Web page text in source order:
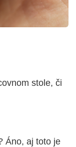
stole, či
Áno, aj toto je